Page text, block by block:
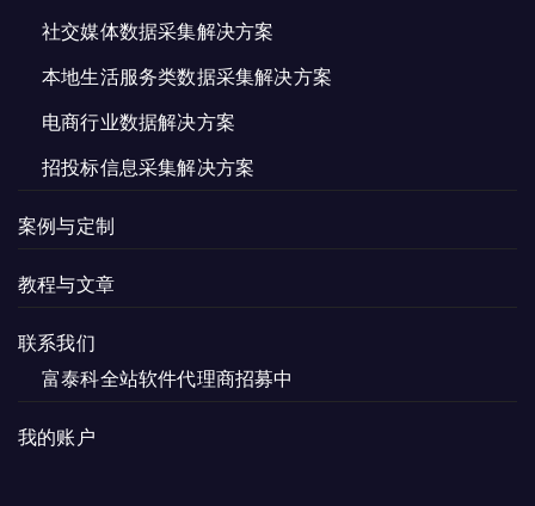
社交媒体数据采集解决方案
本地生活服务类数据采集解决方案
电商行业数据解决方案
招投标信息采集解决方案
案例与定制
教程与文章
联系我们
富泰科全站软件代理商招募中
我的账户